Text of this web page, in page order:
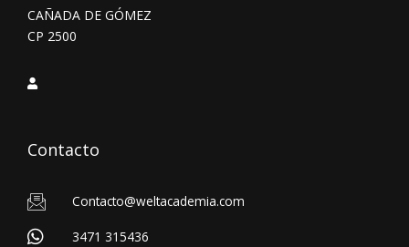
CAÑADA DE GÓMEZ
CP 2500
Contacto
Contacto@weltacademia.com
3471 315436